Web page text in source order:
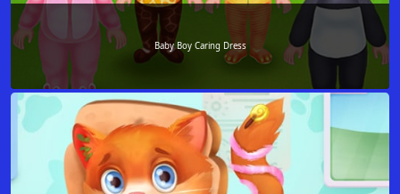
Baby Boy Caring Dress